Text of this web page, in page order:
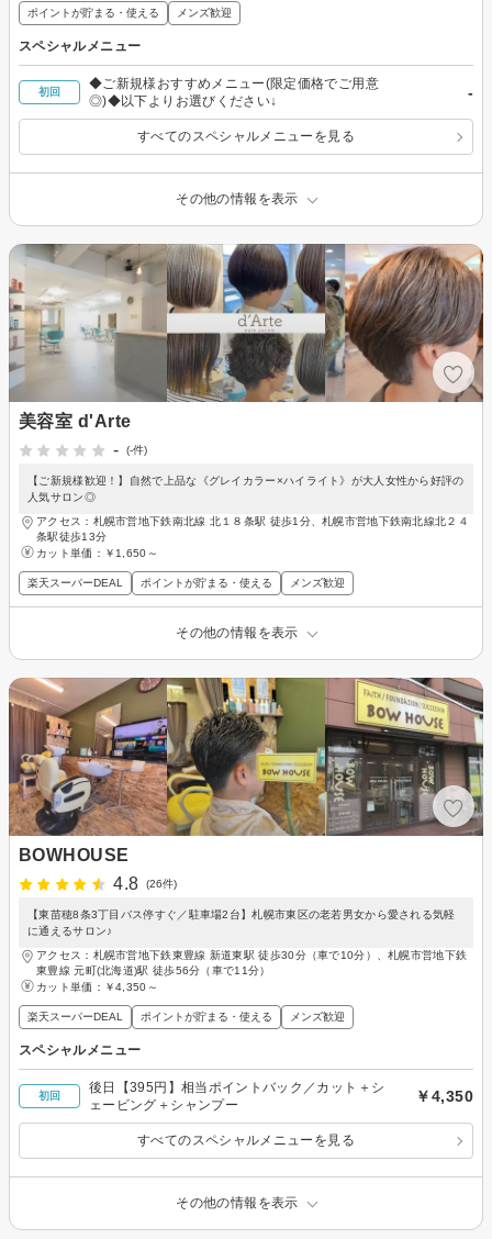
ポイントが貯まる・使える メンズ歓迎
スペシャルメニュー
初回
◆ご新規様おすすめメニュー(限定価格でご用意
◎)◆以下よりお選びください↓
-
すべてのスペシャルメニューを見る
その他の情報を表示
美容室 d'Arte
-
(-件)
【ご新規様歓迎！】自然で上品な《グレイカラー×ハイライト》が大人女性から好評の
人気サロン◎
アクセス：札幌市営地下鉄南北線 北１８条駅 徒歩1分、札幌市営地下鉄南北線北２４
条駅徒歩13分
カット単価： ￥1,650～
楽天スーパーDEAL ポイントが貯まる・使える メンズ歓迎
その他の情報を表示
BOWHOUSE
4.8
(26件)
【東苗穂8条3丁目バス停すぐ／駐車場2台】札幌市東区の老若男女から愛される気軽
に通えるサロン♪
アクセス：札幌市営地下鉄東豊線 新道東駅 徒歩30分（車で10分）、札幌市営地下鉄
東豊線 元町(北海道)駅 徒歩56分（車で11分）
カット単価： ￥4,350～
楽天スーパーDEAL ポイントが貯まる・使える メンズ歓迎
スペシャルメニュー
初回
後日【395円】相当ポイントバック／カット＋シ
ェービング＋シャンプー
￥4,350
すべてのスペシャルメニューを見る
その他の情報を表示